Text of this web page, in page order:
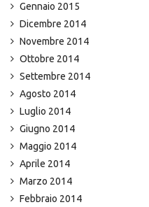
Gennaio 2015
Dicembre 2014
Novembre 2014
Ottobre 2014
Settembre 2014
Agosto 2014
Luglio 2014
Giugno 2014
Maggio 2014
Aprile 2014
Marzo 2014
Febbraio 2014